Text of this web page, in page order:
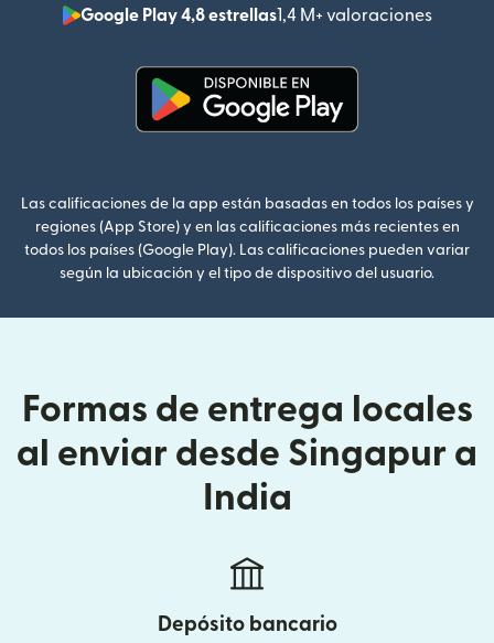
Google Play 4,8 estrellas1,4 M+ valoraciones
(se
Las calificaciones de la app están basadas en todos los países y
regiones (App Store) y en las calificaciones más recientes en
todos los países (Google Play). Las calificaciones pueden variar
según la ubicación y el tipo de dispositivo del usuario.
Formas de entrega locales
al enviar desde Singapur a
India
Depósito bancario